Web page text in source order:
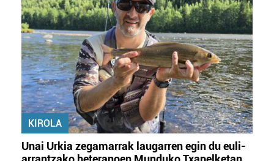
KIROLA
Unai Urkia zegamarrak laugarren egin du euli-